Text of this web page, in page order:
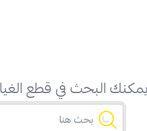
يمكنك البحث في قطع